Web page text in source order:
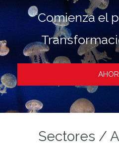
Comienza el
Sectores /